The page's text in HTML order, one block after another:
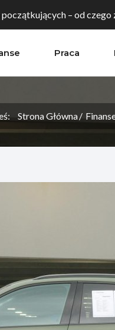
– od czego
do ekspansji na rynki
firmy - jak wybrać
Praca
Strona Główna